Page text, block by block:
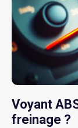
Voyant
freinage ?